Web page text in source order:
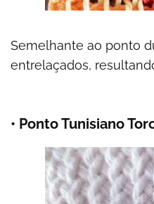
Semelhante ao ponto
entrelaçados,
• Ponto Tunisiano